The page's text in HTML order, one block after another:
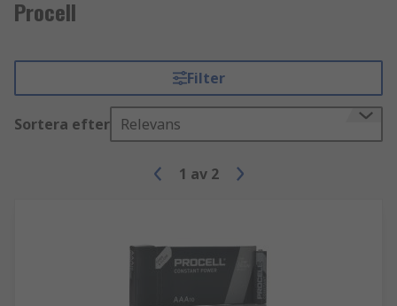
Procell
Filter
Sortera efter Relevans
1 av 2